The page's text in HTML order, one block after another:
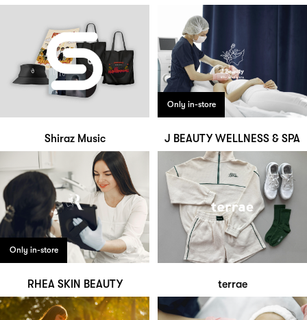
Shiraz Music
Only in-store
J BEAUTY WELLNESS & SPA
Only in-store
RHEA SKIN BEAUTY terrae